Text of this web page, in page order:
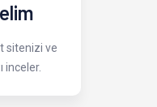
sitenizi ve
inceler.